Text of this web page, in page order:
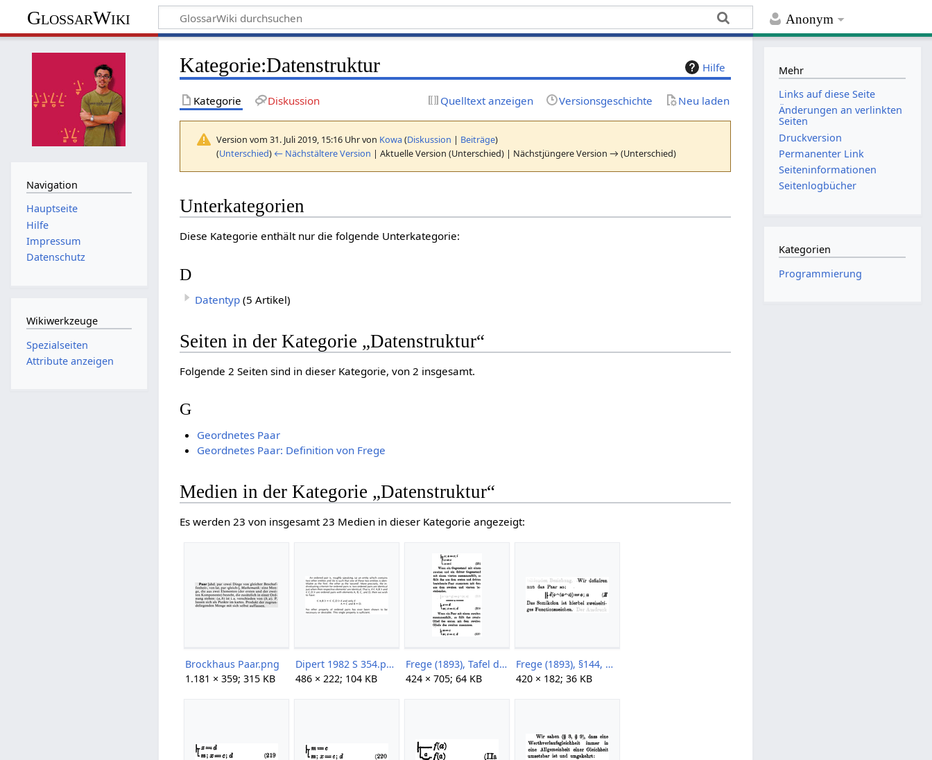
Anonym
GlossarWiki
Hilfe
Kategorie:Datenstruktur
Kategorie Diskussion Quelltext anzeigen Versionsgeschichte Neu laden
Version vom 31. Juli 2019, 15:16 Uhr von Kowa(Diskussion | Beiträge)
(Unterschied) ← Nächstältere Version | Aktuelle Version (Unterschied) | Nächstjüngere Version → (Unterschied)
Unterkategorien
Diese Kategorie enthält nur die folgende Unterkategorie:
D
Datentyp (5 Artikel)
Seiten in der Kategorie „Datenstruktur“
Folgende 2 Seiten sind in dieser Kategorie, von 2 insgesamt.
G
Geordnetes Paar
Geordnetes Paar: Definition von Frege
Medien in der Kategorie „Datenstruktur“
Es werden 23 von insgesamt 23 Medien in dieser Kategorie angezeigt:
Brockhaus Paar.png
1.181 × 359; 315 KB
Dipert 1982 S 354.png
486 × 222; 104 KB
Frege (1893), Tafel der wichtigeren Lehrsaetze, S248.png
424 × 705; 64 KB
Frege (1893), §144, S179.png
420 × 182; 36 KB
Navigation
Hauptseite
Hilfe
Impressum
Datenschutz
Wikiwerkzeuge
Spezialseiten
Attribute anzeigen
Mehr
Links auf diese Seite
Änderungen an verlinkten
Seiten
Druckversion
Permanenter Link
Seiten­­informationen
Seitenlogbücher
Kategorien
Programmierung